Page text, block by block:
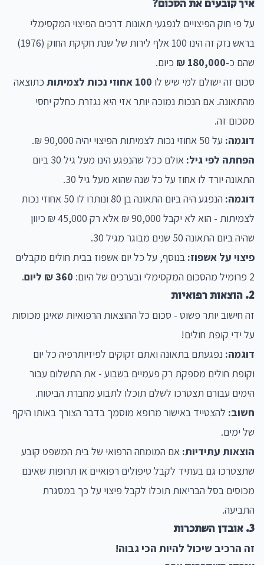
איך קובעים את הסכום?
על פי חוק הפיצויים לנפגעי תאונות דרכים הפיצוי המקסימלי
בראש נזק זה הינו 100 אלף לירות של שנת חקיקת החוק (1976)
שהם כ-180,000 ₪
כיום.
סכום זה ישולם למי שיש לו 100 אחוזי נכות לצמיתות
כתוצאה
מהתאונה. אם הנכות נמוכה יותר אזי היא נגזרת כחלק יחסי
מסכום זה.
דוגמה: על 50 אחוזי נכות לצמיתות הפיצוי יהיה 90,000 ₪.
הפחתה לפי גיל:
אולם ככל שהנפגע הינו מעל גיל 30 ביום
התאונה יורד לו אחוז על כל שנה שהוא מעל גיל 30.
דוגמה:
הנפגע היה ביום התאונה בן 80 ונותרו לו 50 אחוזי נכות
לצמיתות - הוא לא יקבל 90,000 ₪ אלא רק 45,000 ₪ כיוון
שהיה ביום התאונה 50 שנים מבוגר מגיל 30.
פיצוי על אשפוז: בנוסף, על כל יום אשפוז בבית חולים מקבלים
2 פרומיל מהסכום המקסימלי ובערכים של היום:
360 ₪ ליום .
2. הוצאות רפואיות
זה חישוב יותר פשוט - סכום כל ההוצאות הרפואיות שאינן מכוסות
על ידי קופת חולים!
דוגמה: נפגעתם בתאונה ואתם זקוקים לפיזיותרפיה כל יום
וקופת חולים מספקת רק פעמיים בשבוע - את התשלום עבור
הימים עבורם תצטרכו לשלם תוכלו לתבוע מחברת הביטוח.
חשוב: להצטייד באישור מרופא מוסמך בדבר הצורך באותו היקף
של ימים.
הוצאות עתידיות: אם המומחה הרפואי של בית המשפט קובע
שתצטרכו גם בעתיד לקבל טיפולים רפואיים או תרופות שאינם
מכוסים בסל הבריאות תוכלו לקבל פיצוי על כך במסגרת
התביעה.
3. אובדן השתכרות
זה הרכיב שיכול להיות הכי גבוה!